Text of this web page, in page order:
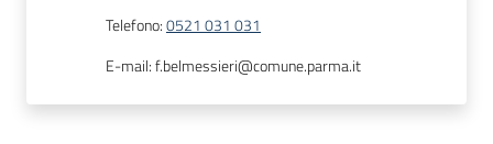
Telefono:0521 031 031
E-mail:f.belmessieri@comune.parma.it